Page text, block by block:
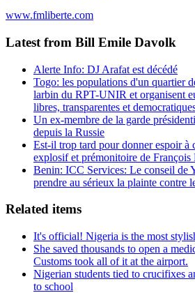
www.fmliberte.com
Latest from Bill Emile Davolk
Alerte Info: DJ Arafat est décédé
Togo: les populations d'un quartier
larbin du RPT-UNIR et organisent
libres, transparentes et
Un ex-membre de la garde
depuis la Russie
Est-il trop tard pour donner espoir à
explosif et prémonitoire de
Benin: ICC Services: Le conseil de
prendre au sérieux la plainte contre
Related items
It's official! Nigeria is the most
She saved thousands to open a
Customs took all of it at the airport.
Nigerian students tied to crucifixes
to school